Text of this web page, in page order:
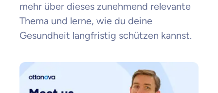
mehr über dieses zunehmend relevante
Thema und lerne, wie du deine
Gesundheit langfristig schützen kannst.